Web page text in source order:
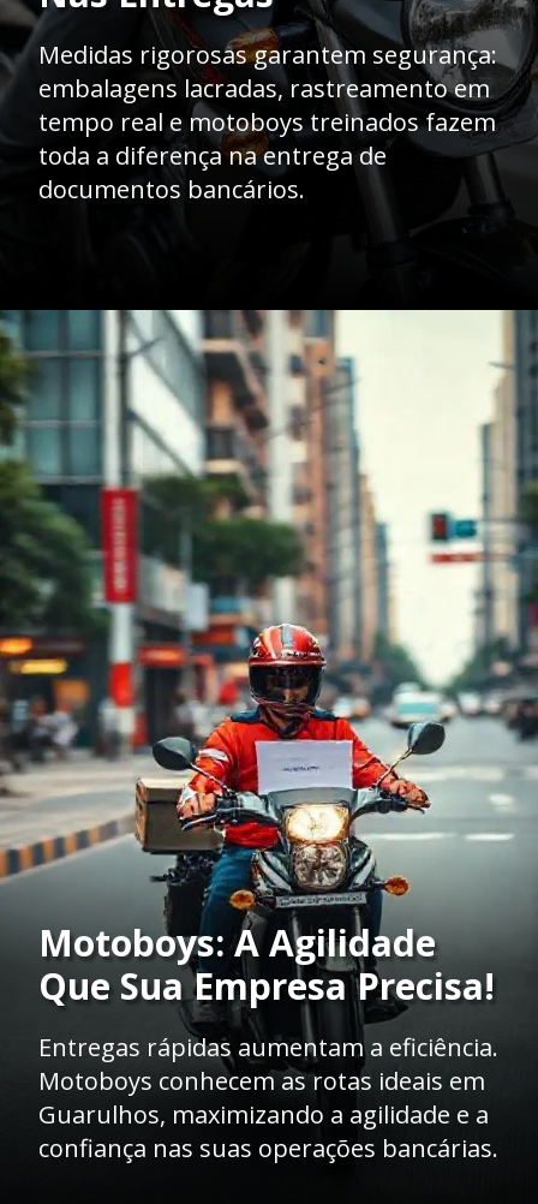
Medidas rigorosas garantem segurança:
embalagens lacradas, rastreamento em
tempo real e motoboys treinados fazem
toda a diferença na entrega de
documentos bancários.
Opening https://caasexpresss.com/motoboy-para-transporte-de-documentos-bancarios/
Motoboys: A Agilidade
Que Sua Empresa Precisa!
Entregas rápidas aumentam a eficiência.
Motoboys conhecem as rotas ideais em
Guarulhos, maximizando a agilidade e a
confiança nas suas operações bancárias.